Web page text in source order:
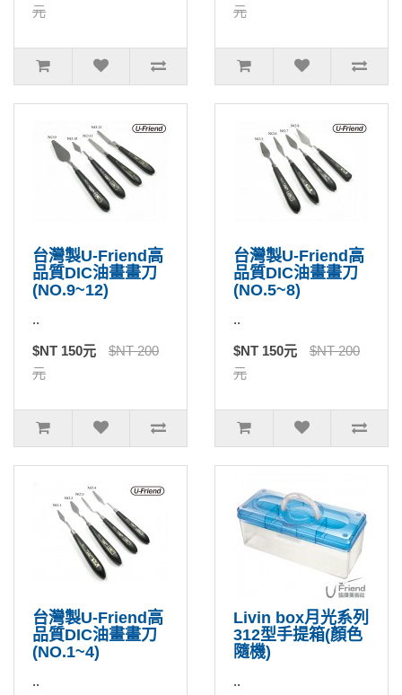
元 元
台灣製U-Friend高
品質DIC油畫畫刀
(NO.9~12)
..
$NT 150元
$NT 200
元
台灣製U-Friend高
品質DIC油畫畫刀
(NO.5~8)
..
$NT 150元
$NT 200
元
台灣製U-Friend高
品質DIC油畫畫刀
(NO.1~4)
..
Livin box月光系列
312型手提箱(顏色
隨機)
..